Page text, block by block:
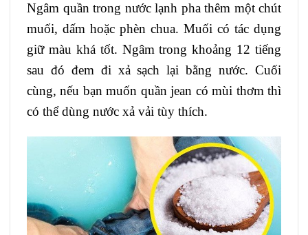
Ngâm quần trong nước lạnh pha thêm một chút
muối, dấm hoặc phèn chua. Muối có tác dụng
giữ màu khá tốt. Ngâm trong khoảng 12 tiếng
sau đó đem đi xả sạch lại bằng nước. Cuối
cùng, nếu bạn muốn quần jean có mùi thơm thì
có thể dùng nước xả vải tùy thích.